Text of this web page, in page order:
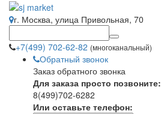
г. Москва, улица Привольная, 70
+7(499) 702-62-82 (многоканальный)
Обратный звонок
Заказ обратного звонка
Для заказа просто позвоните:
8(499)702-6282
Или оставьте телефон: